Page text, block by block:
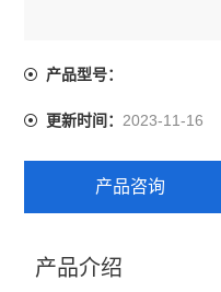
无线通讯采集器
无线电能表
AGF-AE-D/200
AWT100
产品型号：
更新时间：2023-11-16
产品咨询
产品介绍